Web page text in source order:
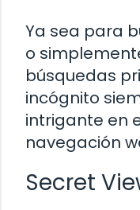
Ya sea para
o
búsquedas
incógnito
intrigante en
navegación
Secret